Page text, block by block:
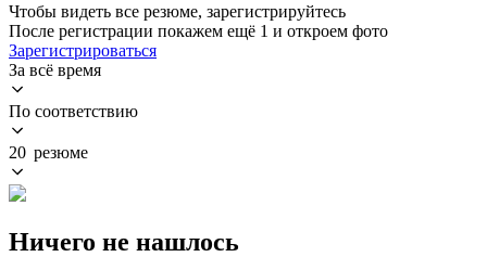
Чтобы видеть все резюме, зарегистрируйтесь
После регистрации покажем ещё 1 и откроем фото
Зарегистрироваться
За всё время
По соответствию
20 резюме
Ничего не нашлось